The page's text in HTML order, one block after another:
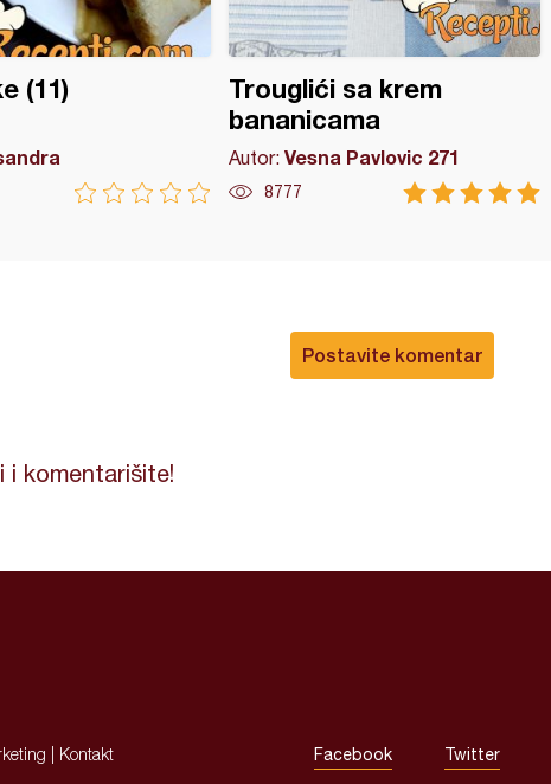
(11)
Trouglići sa krem
bananicama
Autor: Vesna Pavlovic 271
8777
Postavite komentar
i komentarišite!
Kontakt Facebook Twitter